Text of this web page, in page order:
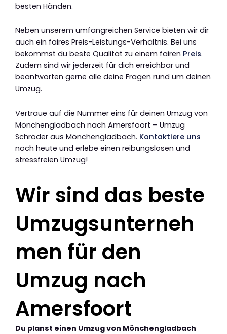
besten Händen.
Neben unserem umfangreichen Service bieten wir dir
auch ein faires Preis-Leistungs-Verhältnis. Bei uns
bekommst du beste Qualität zu einem fairen Preis.
Zudem sind wir jederzeit für dich erreichbar und
beantworten gerne alle deine Fragen rund um deinen
Umzug.
Vertraue auf die Nummer eins für deinen Umzug von
Mönchengladbach nach Amersfoort – Umzug
Schröder aus Mönchengladbach. Kontaktiere uns
noch heute und erlebe einen reibungslosen und
stressfreien Umzug!
Wir sind das beste
Umzugsunterneh
men für den
Umzug nach
Amersfoort
Du planst einen Umzug von Mönchengladbach